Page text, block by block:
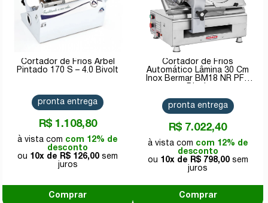
Cortador de Frios Arbel
Pintado 170 S – 4.0 Bivolt
R$ 1.108,80
com 12% de
desconto
10x de
R$ 126,00
pronta entrega
Comprar
Cortador de Frios
Automático Lâmina 30 Cm
Inox Bermar BM18 NR PF -
R$ 7.022,40
com 12% de
desconto
10x de
R$ 798,00
pronta entrega
Comprar